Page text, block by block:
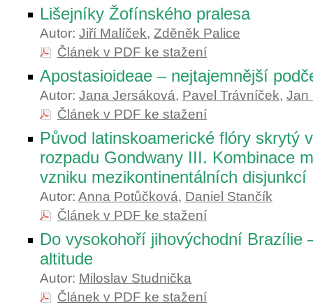
Lišejníky Žofínského pralesa
Autor: Jiří Malíček, Zděněk Palice
Článek v PDF ke stažení
Apostasioideae – nejtajemnější
Autor: Jana Jersáková, Pavel Trávníček, Jan
Článek v PDF ke stažení
Původ latinskoamerické flóry skrytý
rozpadu Gondwany III. Kombinace
vzniku mezikontinentálních disjunkcí
Autor: Anna Potůčková, Daniel Stančík
Článek v PDF ke stažení
Do vysokohoří jihovýchodní Brazílie
altitude
Autor: Miloslav Studnička
Článek v PDF ke stažení